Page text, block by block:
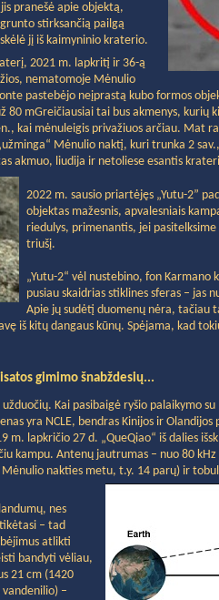
pranešė apie objektą,
stirksančią pailgą
jį iš kaimyninio kraterio.
2021 m. lapkritį ir 36-ą
nematomoje Mėnulio
pastebėjo neįprastą kubo formos
80 mGreičiausiai tai bus akmenys, kurių
kai mėnuleigis privažiuos arčiau. Mat
Mėnulio naktį, kuri trunka 2
akmuo, liudija ir netoliese esantis
2022 m. sausio priartėjęs „Yutu-2”
objektas mažesnis, apvalesniais
riedulys, primenantis, jei
triušį.
„Yutu-2“ vėl nustebino, fon
pusiau skaidrias stiklines sferas – jas
Apie jų sudėtį duomenų nėra, tačiau
iš kitų dangaus kūnų. Spėjama, kad
gimimo šnabždesių...
Kai pasibaigė ryšio palaikymo su
yra NCLE, bendras Kinijos ir
m. lapkričio 27 d. „QueQiao“ iš dalies
kampu. Antenų jautrumas – nuo 80
Mėnulio nakties metu, t.y. 14 parų) ir
nes
– tad
atlikti
bandyti vėliau,
21 cm (1420
–